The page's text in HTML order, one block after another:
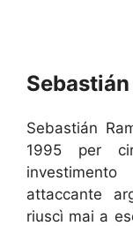
Sebastián
1995 per
attaccante
riuscì mai a